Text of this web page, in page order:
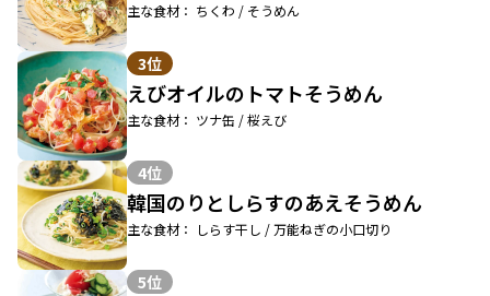
主な食材： ちくわ / そうめん
3位
えびオイルのトマトそうめん
主な食材： ツナ缶 / 桜えび
4位
韓国のりとしらすのあえそうめん
主な食材： しらす干し / 万能ねぎの小口切り
5位